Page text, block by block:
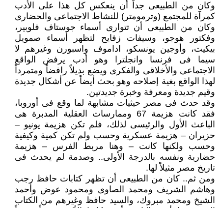
وكان من الطبيعى جداً أن ينعكس كل هذا على الأدب
كمرآة للمجتمع (وترمومتر) للنشاط الاجتماعى والحضارى
وكان من الطبيعى أن تتوارى أسماء جوستاف فلوبير،
وفكتور هوجو، وسيفات زفايح لتظهر أسماء صمويل
بيكيت، وأوجين يونسكو، اداموف واسبورن وغيرهم لا
سيما فى فرنسا وانجلترا وهو أدب يرفض الواقع
الاجتماعى والأخلاقى والفكرى ويضع بديلاً رافضاً ومتمرداً
لهذا الواقع بغية إصلاحه وهو بحث أيضاً عن أشكال جديدة
وقيم جديدة ومعرفة وخبرة جديدتين.
وقد حدث فى مصر حيثيات مشابهة لما وقع فى أوروبا،
فقد كانت هزيمة 67 وممارسات العقلية المدبرة هى
الباعث الأول والرئيسى لذلك، فلم تكن هزيمة يونيو –
حزيران – هزيمة عسكرية وحسب ولم تكن كمية وكيفية
وحسب ولكنها كانت – وهنا مربط الفرس – هزيمة
حضارية ونفسه بالدرجة الأولى.. وصدمة لم يحدث فى
تاريخ مصر مثيلاً لها.
ومن ثم.. كان من الطبيعى أن تظهر كتابات حافظ رجب
وهاشم الشريف ومحمد الصاوى ومحمود عوض وأحمد
الشيخ ومحمد مبروك، والسيد حافظ وغيرهم من الكتاب